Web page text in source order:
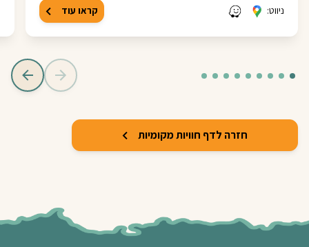
ניווט: קראו עוד
חזרה לדף חוויות מקומיות